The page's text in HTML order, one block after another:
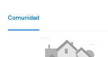
Comunidad